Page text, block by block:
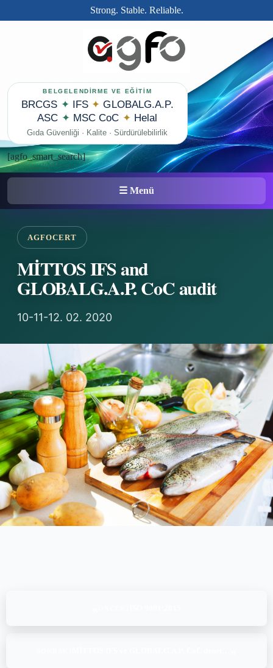
geç
Strong. Stable. Reliable.
BELGELENDİRME VE EĞİTİM
BRCGS ✦ IFS ✦ GLOBALG.A.P.
ASC ✦ MSC CoC ✦ Helal
Gıda Güvenliği · Kalite · Sürdürülebilirlik
[agfo_smart_search]
☰ Menü
AGFOCERT
MİTTOS IFS and
GLOBALG.A.P. CoC audit
10-11-12. 02. 2020